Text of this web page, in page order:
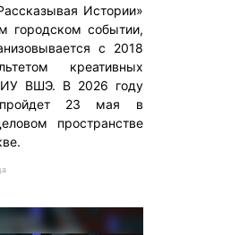
Истории»
городском событии,
с 2018
креативных
ВШЭ. В 2026 году
пройдет 23 мая в
пространстве